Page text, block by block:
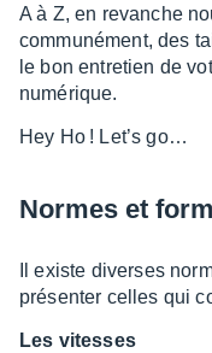
A à Z, en revanche
commu­né­ment, des
le bon entre­tien de
numé­rique.
Hey Ho ! Let’s go…
Normes et
Il existe diverses
présen­ter celles qui
Les vitesses